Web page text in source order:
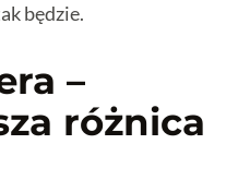
będzie.
–
różnica